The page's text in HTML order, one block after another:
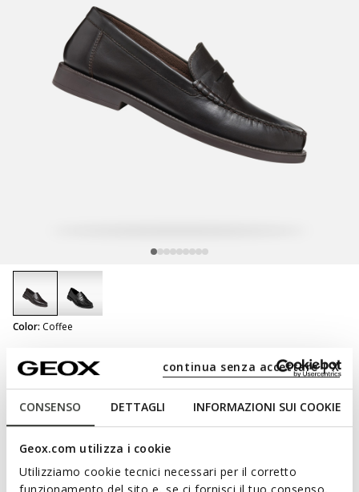
CONSENSO DETTAGLI INFORMAZIONI SUI COOKIE
Geox.com utilizza i cookie
Utilizziamo cookie tecnici necessari per il corretto
continua senza accettare | X
SUSTAINABLE
Recanati Man
Leather dress loafers
Color: Coffee
selected
NOT SHOPPABLE